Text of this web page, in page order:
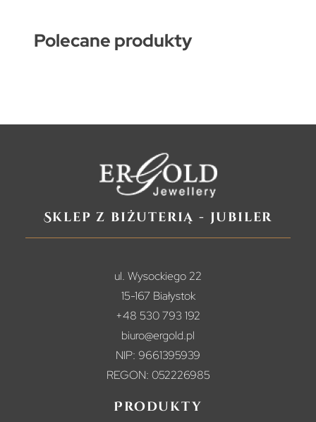
Polecane produkty
Sklep z biżuterią - jubiler
ul. Wysockiego 22
15-167 Białystok
+48 530 793 192
biuro@ergold.pl
NIP: 9661395939
REGON: 052226985
Produkty